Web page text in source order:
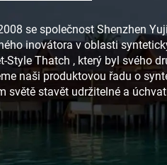
se společnost Shenzhen
inovátora v oblasti
Style Thatch , který byl svého
naši produktovou řadu o
světě stavět udržitelné a